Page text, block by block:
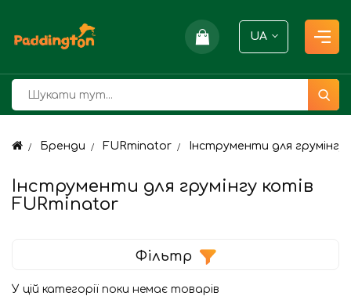
UA
Бренди FURminator Інструменти для грумінгу
Інструменти для грумінгу котів
FURminator
Фільтр
У цій категорії поки немає товарів